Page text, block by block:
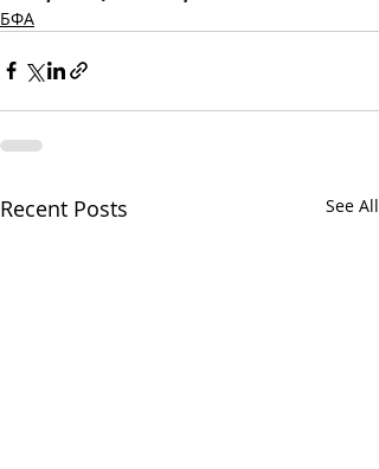
БФА
Recent Posts See All